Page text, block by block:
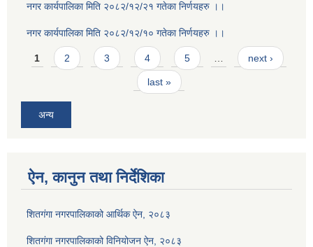
नगर कार्यपालिका मिति २०८२/१२/२१ गतेका निर्णयहरु ।।
नगर कार्यपालिका मिति २०८२/१२/१० गतेका निर्णयहरु ।।
Pages
1 2 3 4 5 … next ›
last »
अन्य
ऐन, कानुन तथा निर्देशिका
शितगंगा नगरपालिकाको आर्थिक ऐन, २०८३
शितगंगा नगरपालिकाको विनियोजन ऐन, २०८३